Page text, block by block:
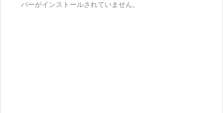
バーがインストールされていません。